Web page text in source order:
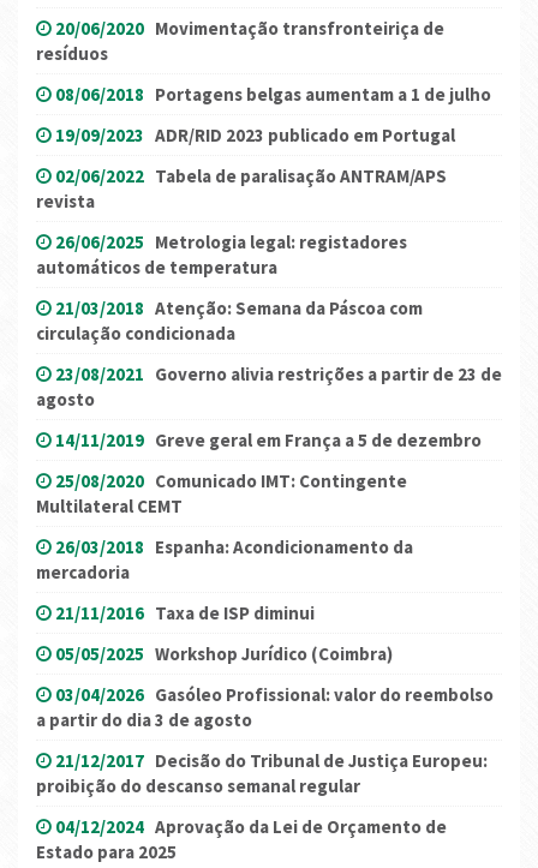
20/06/2020 Movimentação transfronteiriça de
resíduos
08/06/2018 Portagens belgas aumentam a 1 de julho
19/09/2023 ADR/RID 2023 publicado em Portugal
02/06/2022 Tabela de paralisação ANTRAM/APS
revista
26/06/2025 Metrologia legal: registadores
automáticos de temperatura
21/03/2018 Atenção: Semana da Páscoa com
circulação condicionada
23/08/2021 Governo alivia restrições a partir de 23 de
agosto
14/11/2019 Greve geral em França a 5 de dezembro
25/08/2020 Comunicado IMT: Contingente
Multilateral CEMT
26/03/2018 Espanha: Acondicionamento da
mercadoria
21/11/2016 Taxa de ISP diminui
05/05/2025 Workshop Jurídico (Coimbra)
03/04/2026 Gasóleo Profissional: valor do reembolso
a partir do dia 3 de agosto
21/12/2017 Decisão do Tribunal de Justiça Europeu:
proibição do descanso semanal regular
04/12/2024 Aprovação da Lei de Orçamento de
Estado para 2025